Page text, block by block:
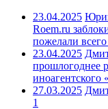
23.04.2025
Roem.ru
пожелали
23.04.2025
прошлогоднее
27.03.2025
1